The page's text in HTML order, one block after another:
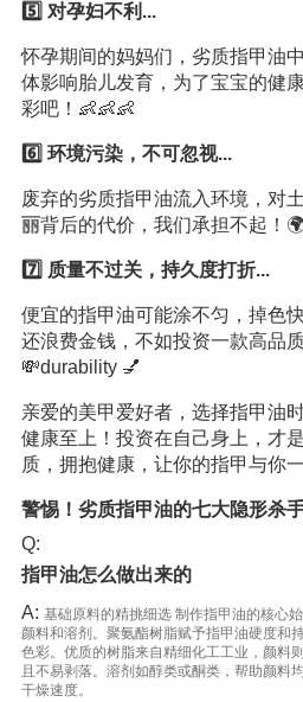
5️⃣ 对孕妇不利...
怀孕期间的妈妈们，劣质指甲油
体影响胎儿发育，为了宝宝的健
彩吧！👶👶👶
6️⃣ 环境污染，不可忽视...
废弃的劣质指甲油流入环境，对
丽背后的代价，我们承担不起！
7️⃣ 质量不过关，持久度打折...
便宜的指甲油可能涂不匀，掉色
还浪费金钱，不如投资一款高品
💸durability 💅
亲爱的美甲爱好者，选择指甲油
健康至上！投资在自己身上，才
质，拥抱健康，让你的指甲与你
警惕！劣质指甲油的七大隐形杀
Q:
指甲油怎么做出来的
A: 基础原料的精挑细选 制作指甲油的核心
颜料和溶剂。聚氨酯树脂赋予指甲油硬度和
色彩。优质的树脂来自精细化工工业，颜料
且不易剥落。溶剂如醇类或酮类，帮助颜料
干燥速度。